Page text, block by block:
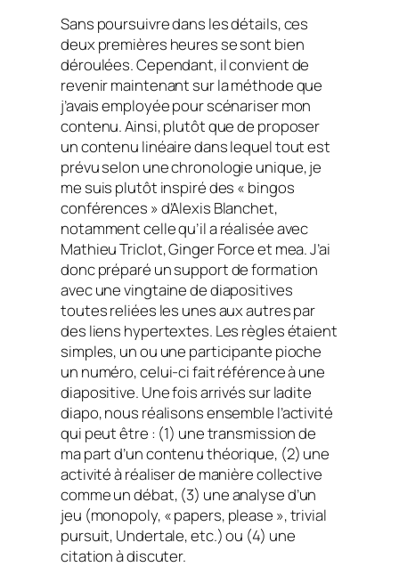
Sans poursuivre dans les détails, ces
deux premières heures se sont bien
déroulées. Cependant, il convient de
revenir maintenant sur la méthode que
j’avais employée pour scénariser mon
contenu. Ainsi, plutôt que de proposer
un contenu linéaire dans lequel tout est
prévu selon une chronologie unique, je
me suis plutôt inspiré des « bingos
conférences » d’Alexis Blanchet,
notamment celle qu’il a réalisée avec
Mathieu Triclot, Ginger Force et mea. J’ai
donc préparé un support de formation
avec une vingtaine de diapositives
toutes reliées les unes aux autres par
des liens hypertextes. Les règles étaient
simples, un ou une participante pioche
un numéro, celui-ci fait référence à une
diapositive. Une fois arrivés sur ladite
diapo, nous réalisons ensemble l’activité
qui peut être : (1) une transmission de
ma part d’un contenu théorique, (2) une
activité à réaliser de manière collective
comme un débat, (3) une analyse d’un
jeu (monopoly, « papers, please »,trivial
pursuit, Undertale, etc.) ou (4) une
citation à discuter.